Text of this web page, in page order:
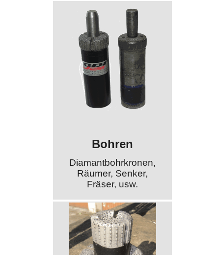
Bohren
Diamantbohrkronen,
Räumer, Senker,
Fräser, usw.